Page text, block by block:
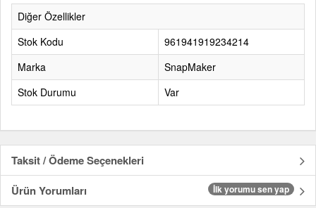
Diğer Özellikler
Stok Kodu
961941919234214
Marka
SnapMaker
Stok Durumu
Var
Taksit / Ödeme Seçenekleri
Ürün Yorumları
İlk yorumu sen yap